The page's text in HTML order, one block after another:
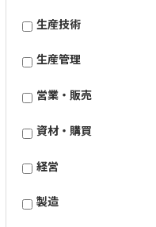
生産技術
生産管理
営業・販売
資材・購買
経営
製造